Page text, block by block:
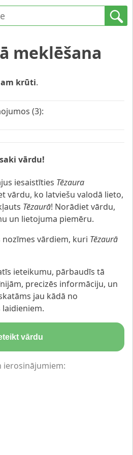
meklēšana
krūti.
(3):
vārdu!
iesaistīties Tēzaura
vārdu, ko latviešu valodā lieto,
Tēzaurā! Norādiet vārdu,
un lietojuma piemēru.
vārdiem, kuri Tēzaurā
ieteikumu, pārbaudīs tā
precizēs informāciju, un
jau kādā no
vārdu
ierosinājumiem: